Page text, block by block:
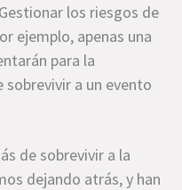
los riesgos de
ejemplo, apenas una
para la
a un evento
de sobrevivir a la
dejando atrás, y han